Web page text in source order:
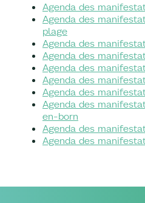
Agenda des
Agenda des
plage
Agenda des
Agenda des
Agenda des
Agenda des
Agenda des
Agenda des
en-born
Agenda des
Agenda des